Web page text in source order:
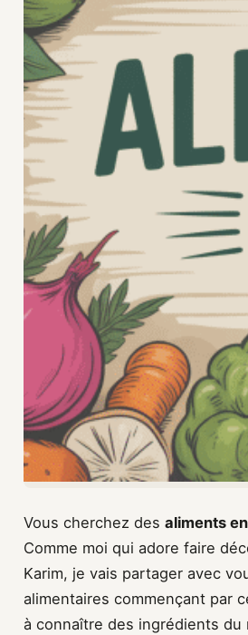
Vous cherchez des aliments
Comme moi qui adore faire
Karim, je vais partager avec
alimentaires commençant par
à connaître des ingrédients